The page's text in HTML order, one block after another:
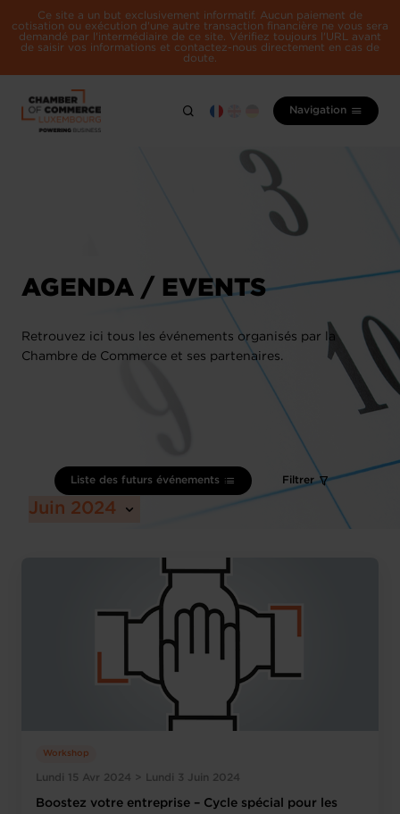
Ce site a un but exclusivement informatif. Aucun paiement de
cotisation ou exécution d'une autre transaction financière ne vous sera
demandé par l'intermédiaire de ce site. Vérifiez toujours l'URL avant
de saisir vos informations et contactez-nous directement en cas de
doute.
Navigation
AGENDA / EVENTS
Retrouvez ici tous les événements organisés par la
Chambre de Commerce et ses partenaires.
Juin 2024
Liste des futurs événements Filtrer
Lundi 15 Avr 2024 > Lundi 3 Juin 2024
Workshop
Boostez votre entreprise – Cycle spécial pour les